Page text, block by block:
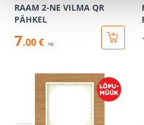
RAAM 2-NE VILMA QR
PÄHKEL
7.00 € /tk